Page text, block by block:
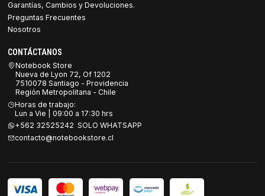
Garantías, Cambios y Devoluciones.
Preguntas Frecuentes
Nosotros
CONTÁCTANOS
Notebook Store
Nueva de Lyon 72, Of 1202
7510078 Santiago - Providencia
Región Metropolitana - Chile
Horas de trabajo:
Lun a Vie | 09:00 a 17:30 hrs
+562 32525242 SOLO WHATSAPP
contacto@notebookstore.cl